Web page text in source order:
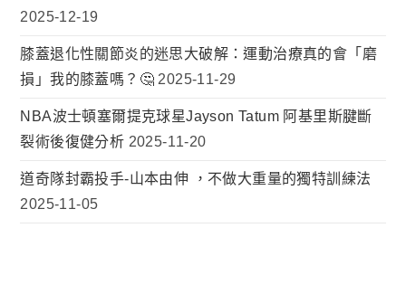
2025-12-19
膝蓋退化性關節炎的迷思大破解：運動治療真的會「磨
損」我的膝蓋嗎？🤔 2025-11-29
NBA波士頓塞爾提克球星Jayson Tatum 阿基里斯腱斷
裂術後復健分析 2025-11-20
道奇隊封霸投手-山本由伸 ，不做大重量的獨特訓練法
2025-11-05